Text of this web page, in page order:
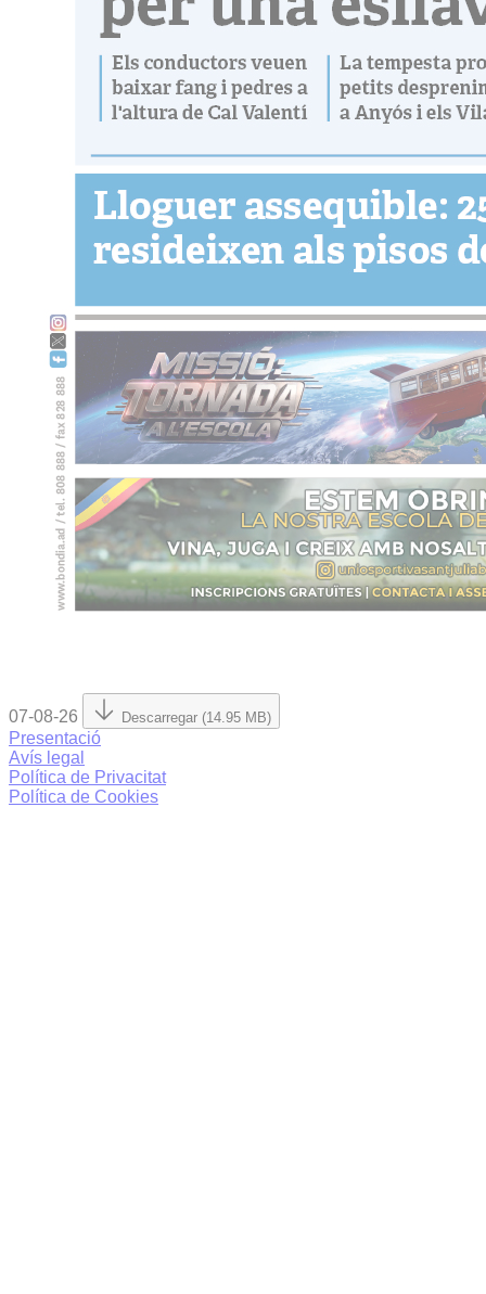
07-08-26 Descarregar (14.95 MB)
Presentació
Avís legal
Política de Privacitat
Política de Cookies